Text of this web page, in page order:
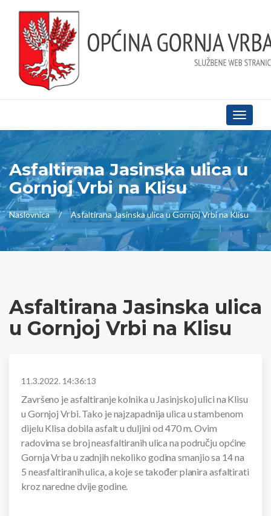
Toggle
Asfaltirana Jasinska ulica u
Gornjoj Vrbi na Klisu
Naslovnica Asfaltirana Jasinska ulica u Gornjoj Vrbi na Klisu
Asfaltirana Jasinska ulica
u Gornjoj Vrbi na Klisu
11.3.2022. 14:36:13
Završeno je asfaltiranje kolnika u Jasinjskoj ulici na Klisu
u Gornjoj Vrbi. Tako je najzapadnija ulica u stambenom
dijelu Klisa dobila asfalt u duljini od 470 m. Ovim
radovima se broj neasfaltiranih ulica na području općine
Gornja Vrba u zadnjih nekoliko godina smanjio sa 14 na
5 neasfaltiranih ulica, a koje se također planira asfaltirati
kroz naredne dvije godine.